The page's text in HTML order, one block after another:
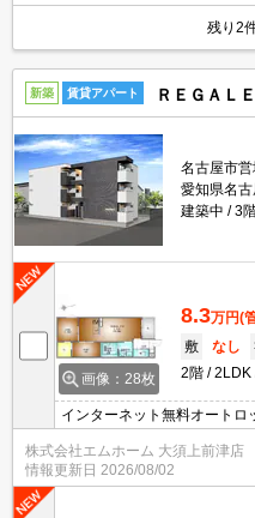
残り2
新築 賃貸アパート ＲＥＧＡＬ
名古屋市
愛知県名
建築中
3
画像：28枚
8.3万円(
敷
なし
2階
2LDK
インターネット無料オートロ
機システムキッチン
株式会社エムホーム 大須上前津店
情報更新日 2026/08/02